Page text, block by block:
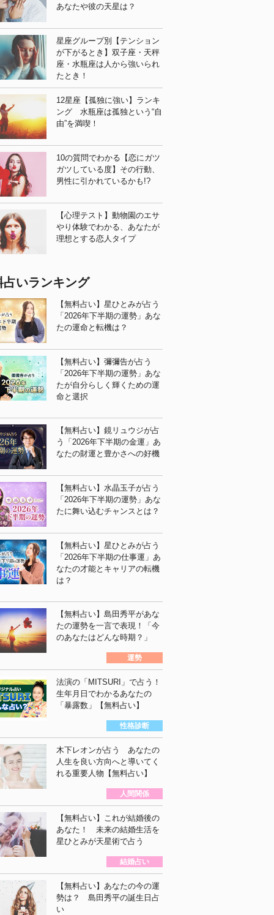
あなたや彼の天星は？
星座グループ別【テンション
が下がるとき】双子座・天秤
座・水瓶座は人から強いられ
たとき！
12星座【孤独に強い】ランキ
ング 水瓶座は孤独という“自
由”を満喫！
10の質問でわかる【恋にガツ
ガツしている度】その行動、
男性に引かれているかも!?
【心理テスト】動物園のエサ
やり体験でわかる、あなたが
理想とする恋人タイプ
占いランキング
【無料占い】星ひとみが占う
「2026年下半期の運勢」あな
たの運命と転機は？
【無料占い】彌彌告が占う
「2026年下半期の運勢」あな
たが自分らしく輝くための運
命と選択
【無料占い】鏡リュウジが占
う「2026年下半期の金運」あ
なたの財運と豊かさへの好機
【無料占い】水晶玉子が占う
「2026年下半期の運勢」あな
たに舞い込むチャンスとは？
【無料占い】星ひとみが占う
「2026年下半期の仕事運」あ
なたの才能とキャリアの転機
は？
【無料占い】島田秀平があな
たの運勢を一言で表現！「今
のあなたはどんな時期？」
運勢
法演の「MITSURI」で占う！
生年月日でわかるあなたの
「暴露数」【無料占い】
性格診断
木下レオンが占う あなたの
人生を良い方向へと導いてく
れる重要人物【無料占い】
人間関係
【無料占い】これが結婚後の
あなた！ 未来の結婚生活を
星ひとみが天星術で占う
結婚占い
【無料占い】あなたの今の運
勢は？ 島田秀平の誕生日占
い